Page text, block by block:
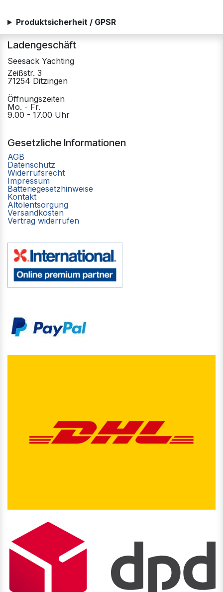
Produktsicherheit / GPSR
Ladengeschäft
Seesack Yachting
Zeißstr. 3
71254 Ditzingen
Öffnungszeiten
Mo. - Fr.
9.00 - 17.00 Uhr
Gesetzliche Informationen
AGB
Datenschutz
Widerrufsrecht
Impressum
Batteriegesetzhinweise
Kontakt
Altölentsorgung
Versandkosten
Vertrag widerrufen